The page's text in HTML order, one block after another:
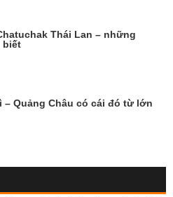
Thái Lan – những
biết
– Quảng Châu có cái đó từ lớn